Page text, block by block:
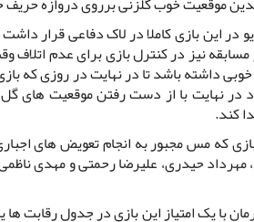
در این بازی کاملا در لاک دفاعی قرار
نیز در کنترل بازی برای عدم اتلاف
داشته باشد تا در نهایت در روزی که
در نهایت با از دست رفتن موقعیت های
کند.
که مس مجبور به انجام تعویض های
مهرداد حیدری، علیرضا رحمتی و مهدی
با یک امتیاز این بازی در جدول رقابت ها